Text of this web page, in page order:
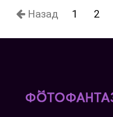
Назад 1 2